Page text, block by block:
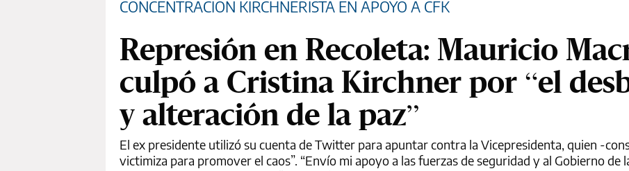
CONCENTRACIÓN KIRCHNERISTA EN APOYO A CFK
Represión en Recoleta: Mauricio
culpó a Cristina Kirchner por “el
y alteración de la paz”
El ex presidente utilizó su cuenta de Twitter para apuntar contra la Vicepresidenta, quien -
victimiza para promover el caos”. “Envío mi apoyo a las fuerzas de seguridad y al Gobierno de